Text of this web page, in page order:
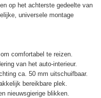
op het achterste gedeelte van
universele montage
comfortabel te reizen.
van het auto-interieur.
ca. 50 mm uitschuifbaar.
bereikbare plek.
nieuwsgierige blikken.